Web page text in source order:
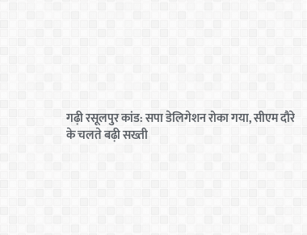
गढ़ी रसूलपुर कांड: सपा डेलिगेशन रोका गया, सीएम दौरे
के चलते बढ़ी सख्ती